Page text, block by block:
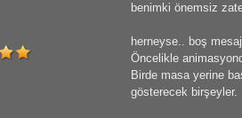
benimki önemsiz
herneyse.. boş
Öncelikle
Birde masa yerine
gösterecek birşeyler.